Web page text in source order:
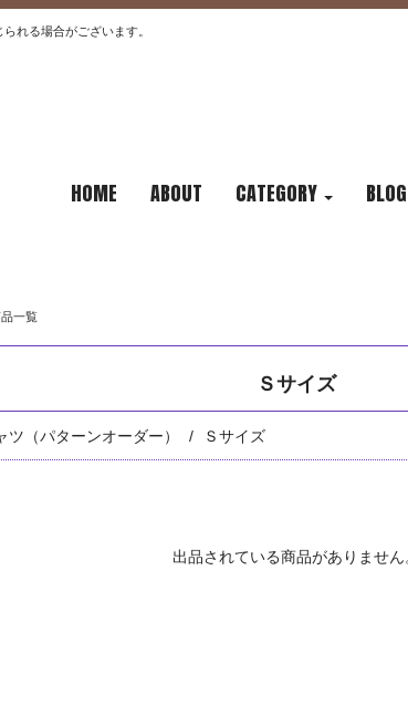
れる場合がございます。
HOME ABOUT CATEGORY BLOG
一覧
Ｓサイズ
ツ（パターンオーダー） Ｓサイズ
出品されている商品がありません